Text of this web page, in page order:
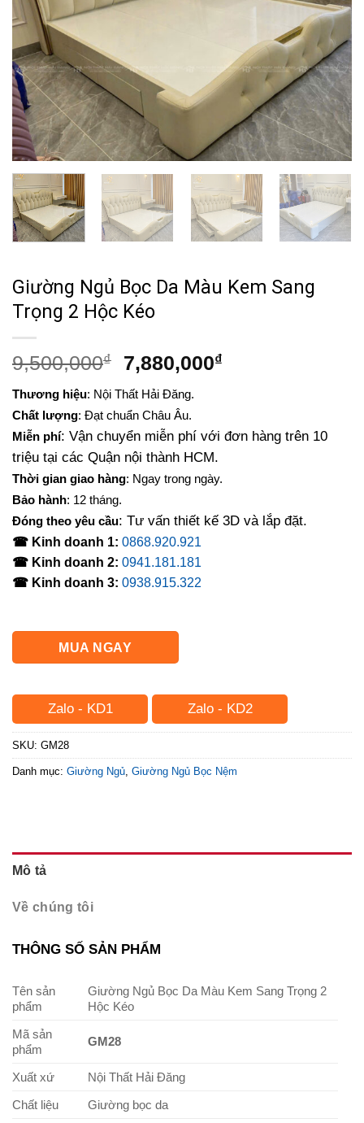
Giường Ngủ Bọc Da Màu Kem Sang
Trọng 2 Hộc Kéo
9,500,000₫
Giá
là:
9,500,000₫.
7,880,000₫Giá
7,880,000₫.
Thương hiệu: Nội Thất Hải Đăng.
Chất lượng: Đạt chuẩn Châu Âu.
Miễn phí: Vận chuyển miễn phí với đơn hàng trên 10
triệu tại các Quận nội thành HCM.
Thời gian giao hàng: Ngay trong ngày.
Bảo hành: 12 tháng.
Đóng theo yêu cầu: Tư vấn thiết kế 3D và lắp đặt.
☎ Kinh doanh 1: 0868.920.921
☎ Kinh doanh 2: 0941.181.181
☎ Kinh doanh 3: 0938.915.322
MUA NGAY
Zalo - KD1 Zalo - KD2
SKU: GM28
Danh mục: Giường Ngủ, Giường Ngủ Bọc Nệm
Mô tả
Về chúng tôi
THÔNG SỐ SẢN PHẨM
Tên sản
phẩm
Giường Ngủ Bọc Da Màu Kem Sang Trọng 2
Hộc Kéo
Mã sản
phẩm
GM28
Xuất xứ
Nội Thất Hải Đăng
Chất liệu
Giường bọc da